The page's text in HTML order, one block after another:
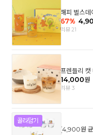
해피 벌스데
67%
리뷰 21
프렌들리 캣
14,000원
리뷰 3
[4,900원